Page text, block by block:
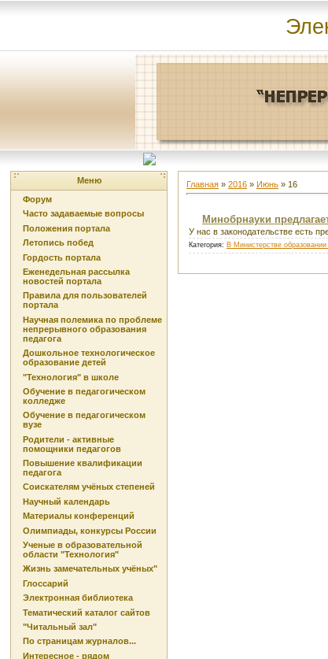
Меню
Форум
Часто задаваемые вопросы
Положения портала
Летопись побед
Гордость портала
Еженедельная рассылка
новостей портала
Правила для пользователей
портала
Научная полемика по проблеме
непрерывного образования
педагога
Дошкольное технологическое
образование детей
"Технология" в школе
Обучение в педагогическом
колледже
Обучение в педагогическом
вузе
Родители - активные
помощники педагогов
Повышение квалификации
педагога
Соискателям учёных степеней
Научный календарь
Материалы конференций
Олимпиады, конкурсы России
Ученые в образовательной
области "Технология"
Жизнь замечательных учёных"
Глоссарий
Электронная библиотека
Тематический каталог сайтов
"Читальный зал"
По страницам журналов...
Интересное - рядом
Главная » 2016 » Июнь » 16
Минобрнауки
У нас в законодательстве есть
Категория: В Министерстве образовании